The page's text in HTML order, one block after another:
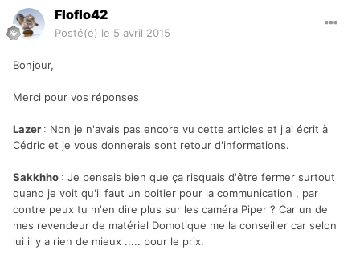
Floflo42
Posté(e) le 5 avril 2015
Bonjour,
Merci pour vos réponses
Lazer : Non je n'avais pas encore vu cette articles et j'ai écrit à
Cédric et je vous donnerais sont retour d'informations.
Sakkhho : Je pensais bien que ça risquais d'être fermer surtout
quand je voit qu'il faut un boitier pour la communication , par
contre peux tu m'en dire plus sur les caméra Piper ? Car un de
mes revendeur de matériel Domotique me la conseiller car selon
lui il y a rien de mieux ..... pour le prix.